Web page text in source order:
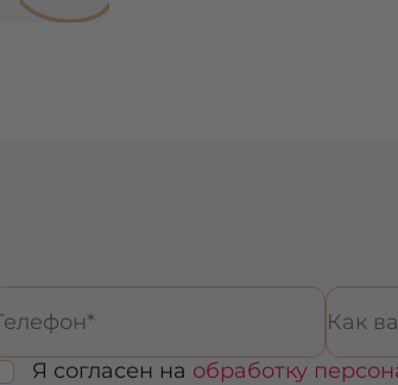
Я согласен на обработку